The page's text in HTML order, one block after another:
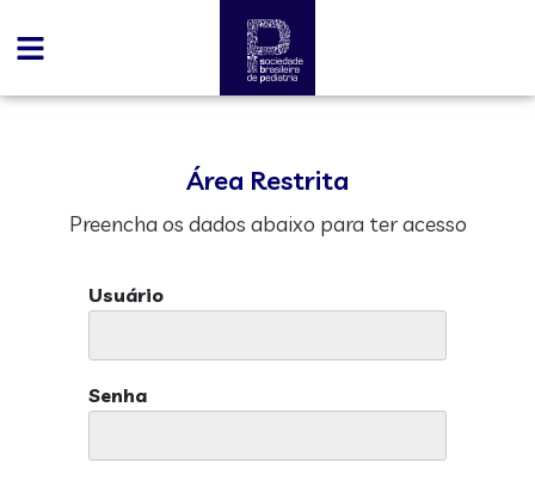
Área Restrita
Preencha os dados abaixo para ter acesso
Usuário
Senha